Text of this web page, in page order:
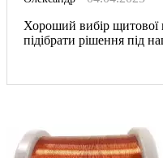
Хороший вибір щитової
підібрати рішення під